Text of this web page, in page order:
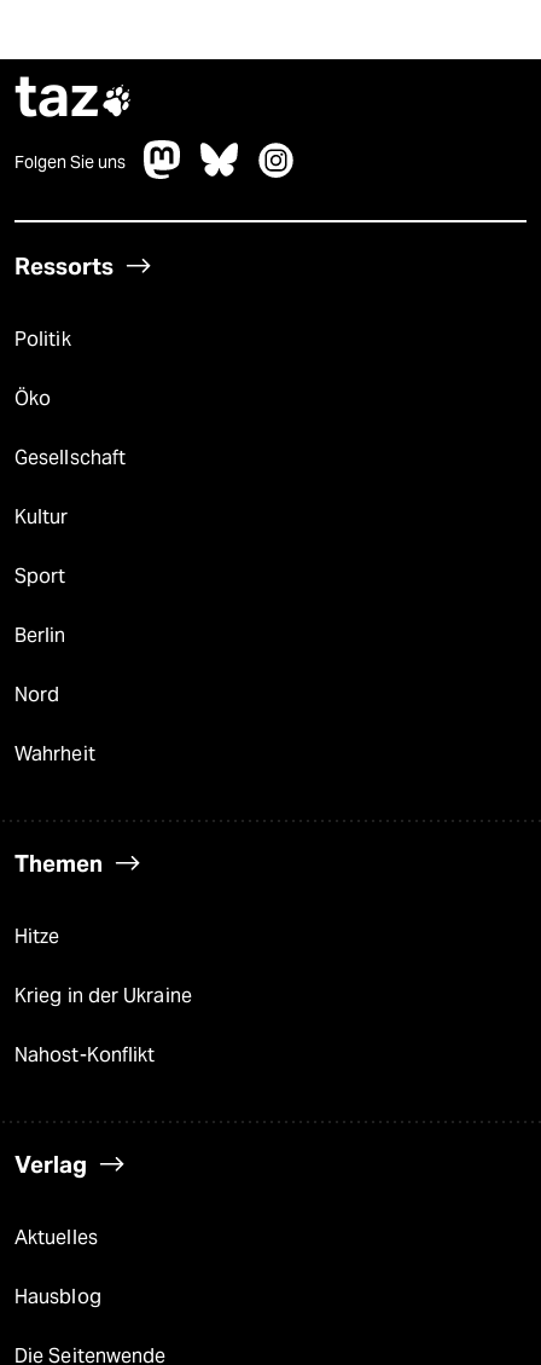
taz
Folgen Sie uns
Ressorts
Politik
Öko
Gesellschaft
Kultur
Sport
Berlin
Nord
Wahrheit
Themen
Hitze
Krieg in der Ukraine
Nahost-Konflikt
Verlag
Aktuelles
Hausblog
Die Seitenwende